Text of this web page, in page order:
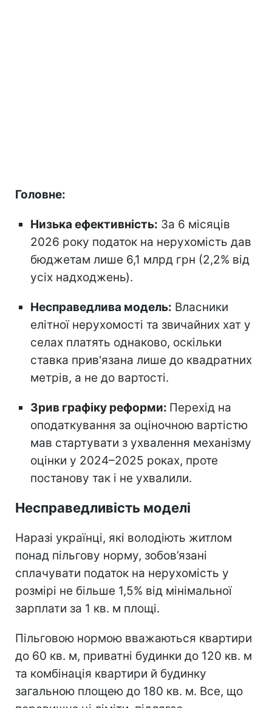
Головне:
Низька ефективність: За 6 місяців
2026 року податок на нерухомість дав
бюджетам лише 6,1 млрд грн (2,2% від
усіх надходжень).
Несправедлива модель: Власники
елітної нерухомості та звичайних хат у
селах платять однаково, оскільки
ставка прив'язана лише до квадратних
метрів, а не до вартості.
Зрив графіку реформи: Перехід на
оподаткування за оціночною вартістю
мав стартувати з ухвалення механізму
оцінки у 2024–2025 роках, проте
постанову так і не ухвалили.
Несправедливість моделі
Наразі українці, які володіють житлом
понад пільгову норму, зобов’язані
сплачувати податок на нерухомість у
розмірі не більше 1,5% від мінімальної
зарплати за 1 кв. м площі.
Пільговою нормою вважаються квартири
до 60 кв. м, приватні будинки до 120 кв. м
та комбінація квартири й будинку
загальною площею до 180 кв. м. Все, що